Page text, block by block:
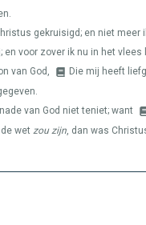
gekruisigd; en niet meer
en voor zover ik nu in het vlees
van God,
Die mij heeft
van God niet teniet; want
wet zou zijn, dan was